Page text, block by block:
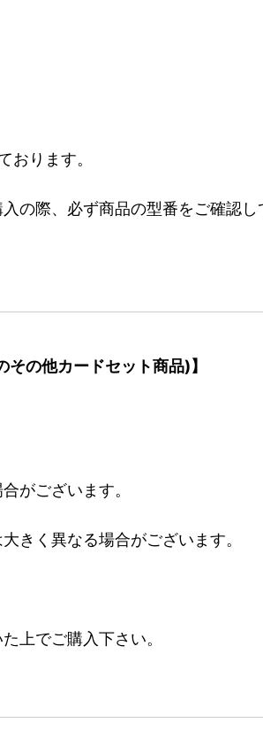
おります。
の際、必ず商品の型番をご確認し
の他カードセット商品)】
がございます。
きく異なる場合がございます。
上でご購入下さい。